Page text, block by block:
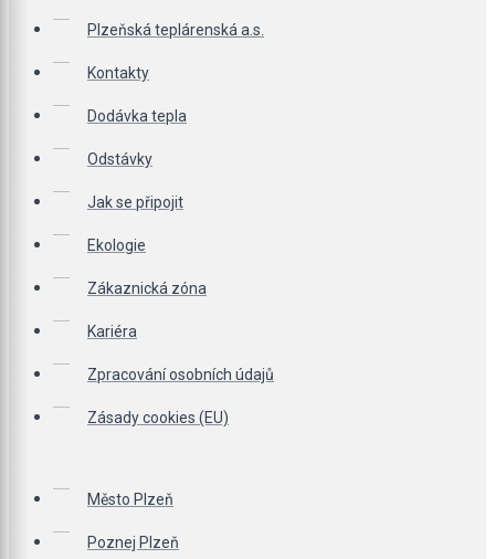
Plzeňská teplárenská a.s.
Kontakty
Dodávka tepla
Odstávky
Jak se připojit
Ekologie
Zákaznická zóna
Kariéra
Zpracování osobních údajů
Zásady cookies (EU)
Město Plzeň
Poznej Plzeň